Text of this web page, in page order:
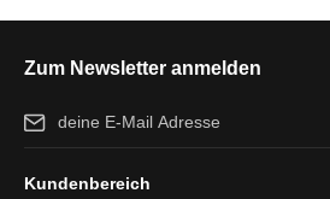
Zum Newsletter anmelden
E-Mail-Adresse*
und dieAGBgelesen und bin mit ihnen
Kundenbereich